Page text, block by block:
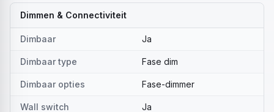
Dimmen & Connectiviteit
Dimbaar Ja
Dimbaar type Fase dim
Dimbaar opties Fase-dimmer
Wall switch Ja